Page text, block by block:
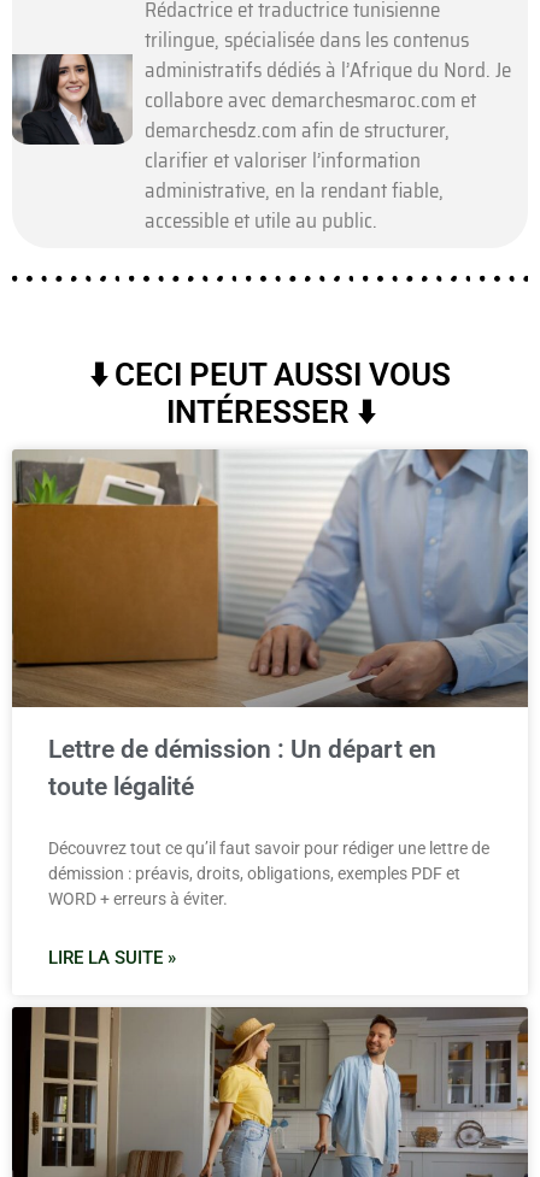
Rédactrice et traductrice tunisienne
trilingue, spécialisée dans les contenus
administratifs dédiés à l’Afrique du Nord. Je
collabore avec demarchesmaroc.com et
demarchesdz.com afin de structurer,
clarifier et valoriser l’information
administrative, en la rendant fiable,
accessible et utile au public.
⬇️ CECI PEUT AUSSI VOUS
INTÉRESSER ⬇️
Lettre de démission : Un départ en
toute légalité
Découvrez tout ce qu’il faut savoir pour rédiger une lettre de
démission : préavis, droits, obligations, exemples PDF et
WORD + erreurs à éviter.
LIRE LA SUITE »